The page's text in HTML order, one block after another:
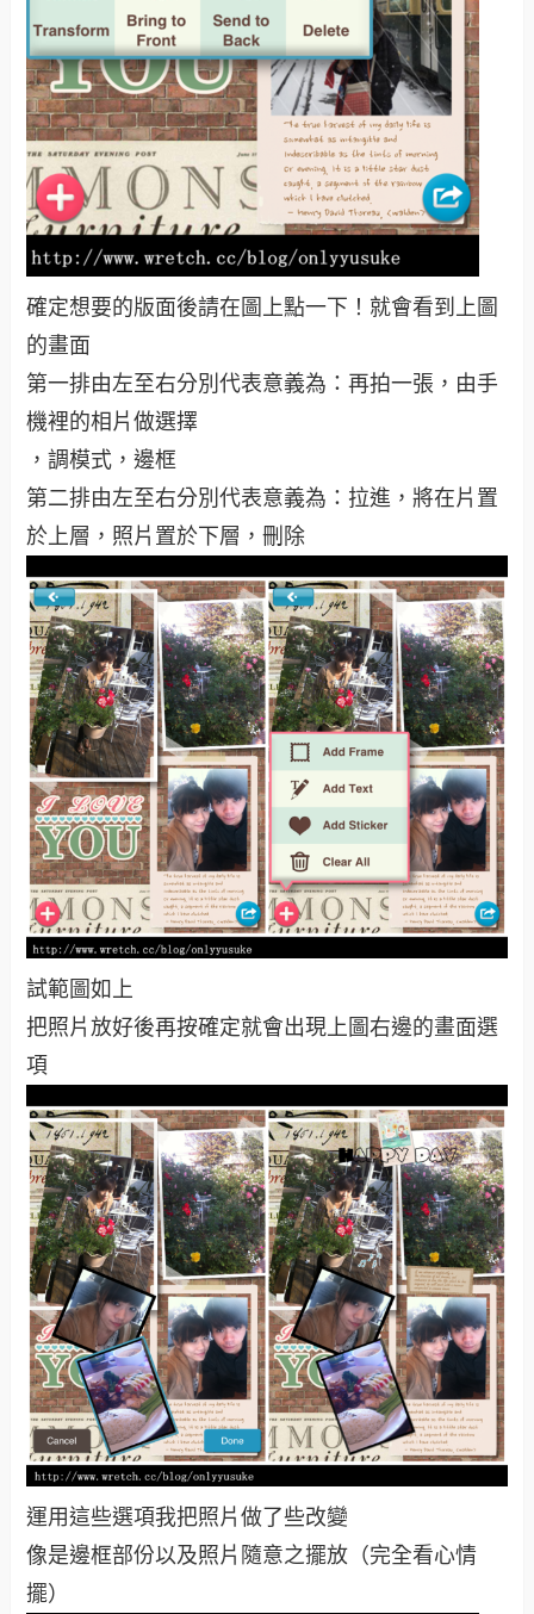
確定想要的版面後請在圖上點一下！就會看到上圖
的畫面
第一排由左至右分別代表意義為：再拍一張，由手
機裡的相片做選擇
，調模式，邊框
第二排由左至右分別代表意義為：拉進，將在片置
於上層，照片置於下層，刪除
試範圖如上
把照片放好後再按確定就會出現上圖右邊的畫面選
項
運用這些選項我把照片做了些改變
像是邊框部份以及照片隨意之擺放（完全看心情
擺）